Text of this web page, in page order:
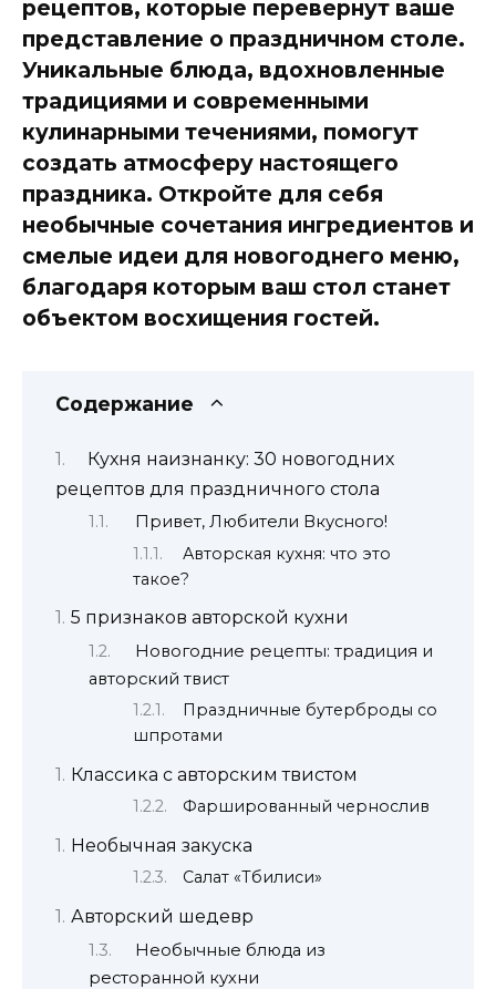
рецептов, которые перевернут ваше
представление о праздничном столе.
Уникальные блюда, вдохновленные
традициями и современными
кулинарными течениями, помогут
создать атмосферу настоящего
праздника. Откройте для себя
необычные сочетания ингредиентов и
смелые идеи для новогоднего меню,
благодаря которым ваш стол станет
объектом восхищения гостей.
Содержание
Кухня наизнанку: 30 новогодних
рецептов для праздничного стола
Привет, Любители Вкусного!
Авторская кухня: что это
такое?
5 признаков авторской кухни
Новогодние рецепты: традиция и
авторский твист
Праздничные бутерброды со
шпротами
Классика с авторским твистом
Фаршированный чернослив
Необычная закуска
Салат «Тбилиси»
Авторский шедевр
Необычные блюда из
ресторанной кухни